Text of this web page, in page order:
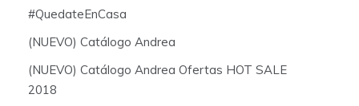
#QuedateEnCasa
(NUEVO) Catálogo Andrea
(NUEVO) Catálogo Andrea Ofertas HOT SALE
2018